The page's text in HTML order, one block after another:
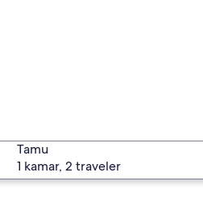
Tamu
1 kamar, 2 traveler